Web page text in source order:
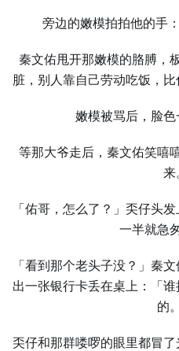
旁边的嫩模拍拍他的手
秦文佑甩开那嫩模的胳膊，
脏，别人靠自己劳动吃饭，比
嫩模被骂后，脸色
等那大爷走后，秦文佑笑嘻
来
「佑哥，怎么了？」奀仔头
一半就急
「看到那个老头子没？」秦
出一张银行卡丢在桌上：「
的
奀仔和那群喽啰的眼里都冒